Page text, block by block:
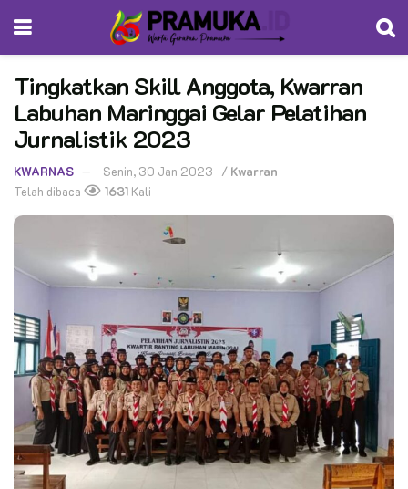
Tingkatkan Skill Anggota, Kwarran
Labuhan Maringgai Gelar Pelatihan
Jurnalistik 2023
KWARNAS Senin, 30 Jan 2023 / Kwarran
Telah dibaca
1631 Kali